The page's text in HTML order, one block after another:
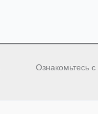
Ознакомьтесь с